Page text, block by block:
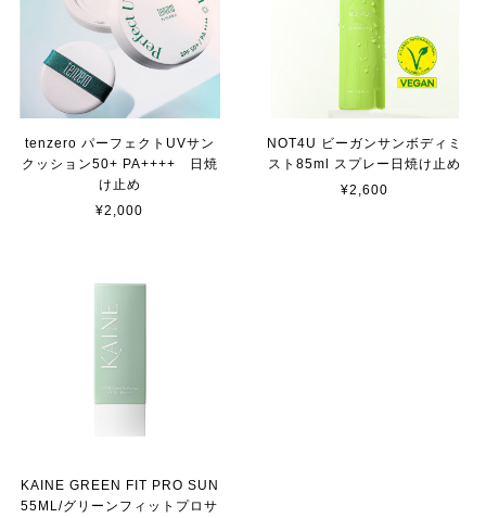
tenzero パーフェクトUVサン
クッション50+ PA++++ 日焼
け止め
¥2,000
NOT4U ビーガンサンボディミ
スト85ml スプレー日焼け止め
¥2,600
KAINE GREEN FIT PRO SUN
55ML/グリーンフィットプロサ